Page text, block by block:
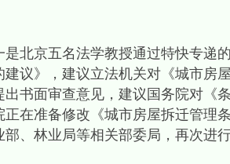
北京五名法学教授通过特快专递
议》，建议立法机关对《城市房
书面审查意见，建议国务院对《
在准备修改《城市房屋拆迁管理
、林业局等相关部委局，再次进